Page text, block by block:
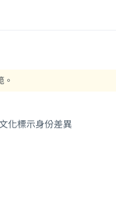
。
化標示身份差異